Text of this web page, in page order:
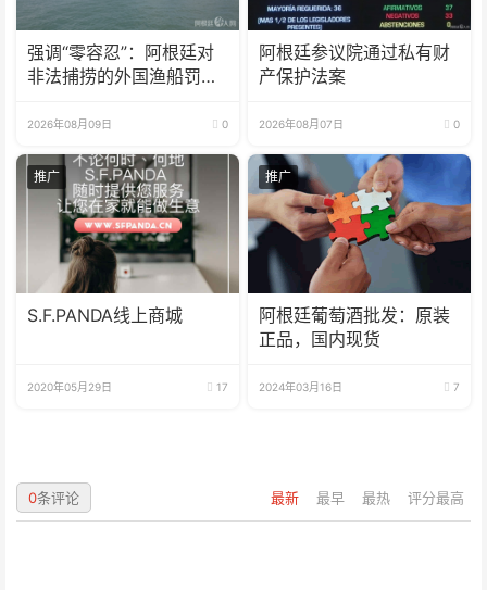
强调“零容忍”：阿根廷对
非法捕捞的外国渔船罚款
2026年08月09日 0
阿根廷参议院通过私有财
产保护法案
2026年08月07日 0
推广
S.F.PANDA线上商城
2020年05月29日 17
推广
阿根廷葡萄酒批发：原装
正品，国内现货
2024年03月16日 7
最新 最早 最热 评分最高
0条评论